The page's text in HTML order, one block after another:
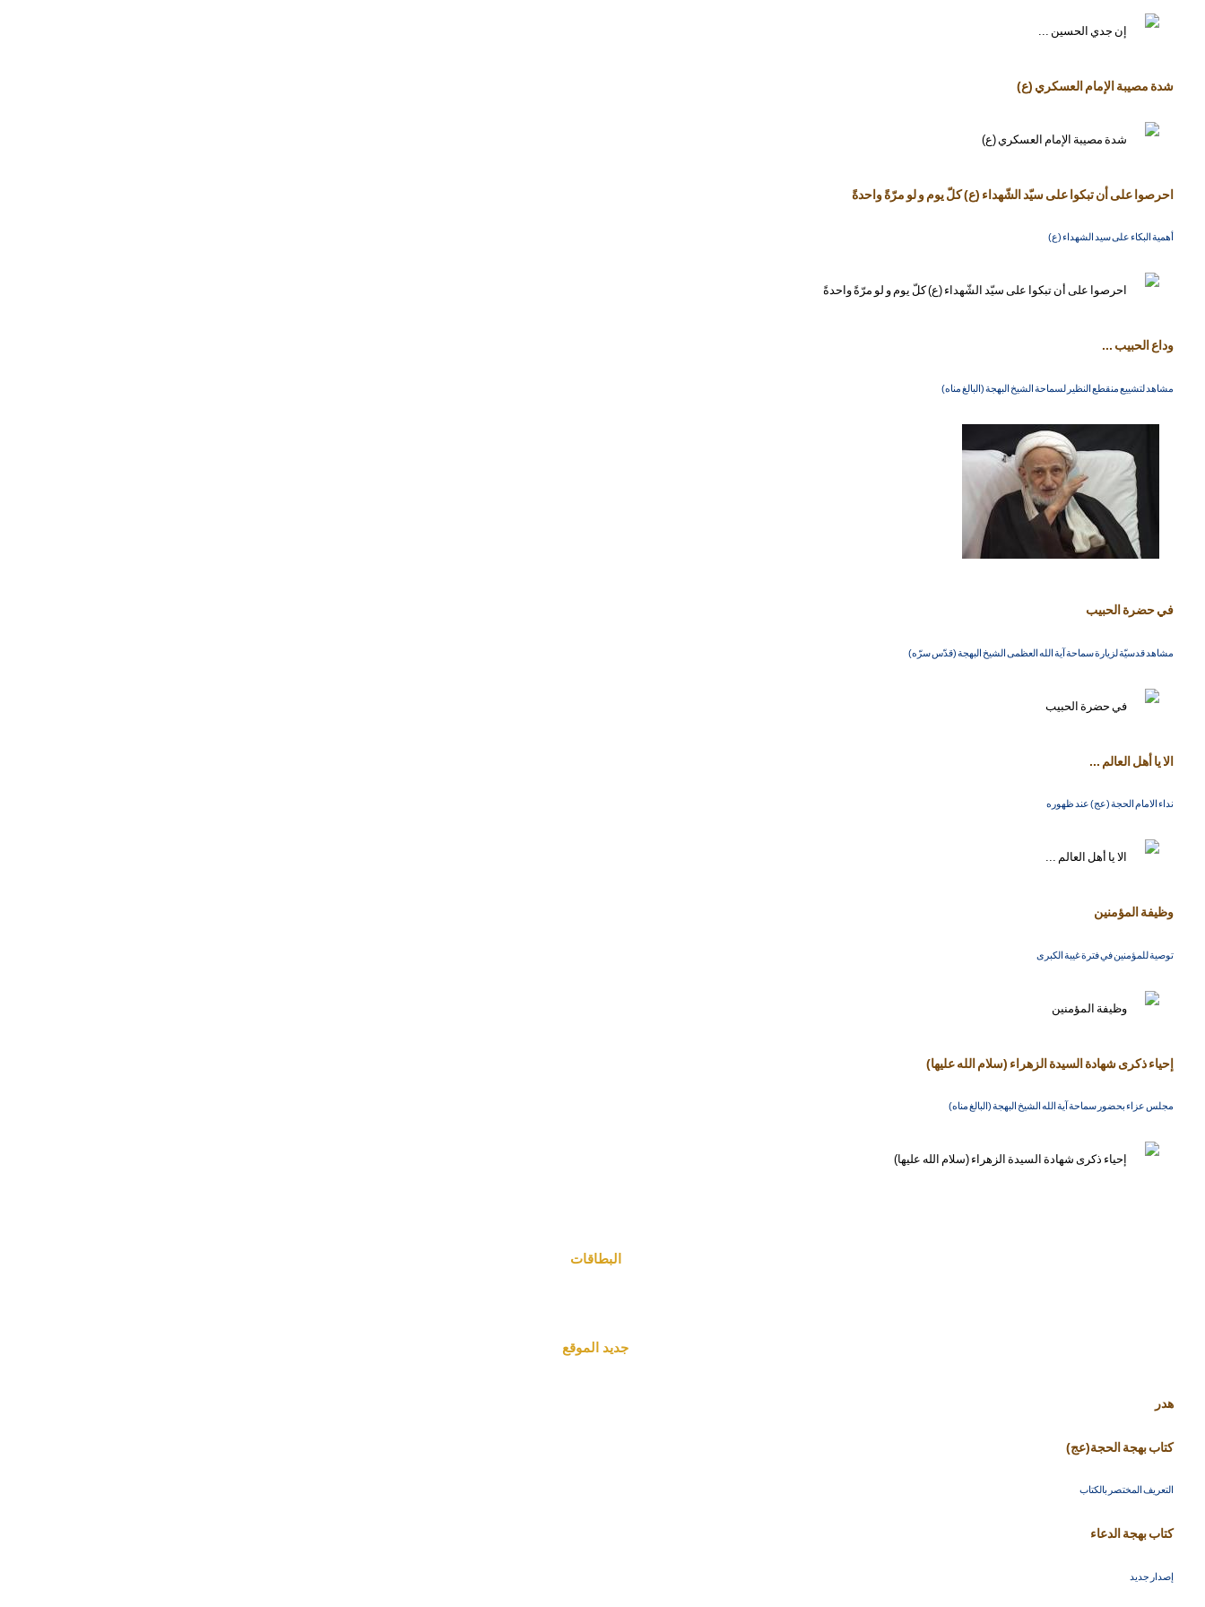
شدة مصيبة الإمام العسكري (ع)
احرصوا على أن تبكوا على سيّد الشّهداء (ع) كلّ يوم و لو مرّةً واحدةً
أهمية البكاء على سيد الشهداء (ع)
وداع الحبيب ...
مشاهد لتشييع منقطع النظير لسماحة الشيخ البهجة (البالغ مناه)
في حضرة الحبيب
مشاهد قدسيّة لزيارة سماحة آية الله العظمى الشيخ البهجة (قدّس سرّه)
الا يا أهل العالم ...
نداء الامام الحجة (عج) عند ظهوره
وظيفة المؤمنين
توصية للمؤمنين في فترة غيبة الكبرى
إحياء ذكرى شهادة السيدة الزهراء (سلام الله عليها)
مجلس عزاء بحضور سماحة آية الله الشيخ البهجة (البالغ مناه)
البطاقات
جديد الموقع
هدر
كتاب بهجة الحجة(عج)
التعريف المختصر بالكتاب
كتاب بهجة الدعاء
إصدار جديد